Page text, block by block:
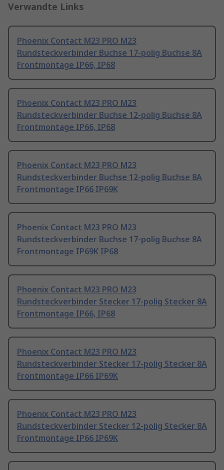
Verwandte Links
Phoenix Contact M23 PRO M23
Rundsteckverbinder Buchse 17-polig Buchse 8A
Frontmontage IP66, IP68
Phoenix Contact M23 PRO M23
Rundsteckverbinder Buchse 12-polig Buchse 8A
Frontmontage IP66, IP68
Phoenix Contact M23 PRO M23
Rundsteckverbinder Buchse 12-polig Buchse 8A
Frontmontage IP66 IP69K
Phoenix Contact M23 PRO M23
Rundsteckverbinder Buchse 17-polig Buchse 8A
Frontmontage IP69K IP68
Phoenix Contact M23 PRO M23
Rundsteckverbinder Stecker 17-polig Stecker 8A
Frontmontage IP66, IP68
Phoenix Contact M23 PRO M23
Rundsteckverbinder Stecker 17-polig Stecker 8A
Frontmontage IP66 IP69K
Phoenix Contact M23 PRO M23
Rundsteckverbinder Stecker 12-polig Stecker 8A
Frontmontage IP66 IP69K